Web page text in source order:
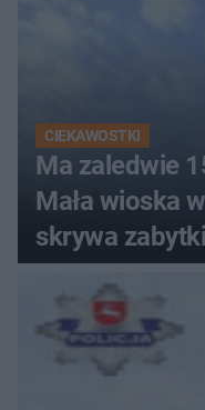
CIEKAWOSTKI
Ma zaledwie
Mała wioska
skrywa